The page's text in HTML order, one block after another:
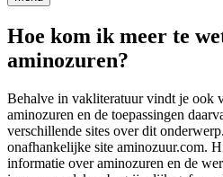
Hoe kom ik meer te
aminozuren?
Behalve in vakliteratuur vindt je ook
aminozuren en de toepassingen
verschillende sites over dit
onafhankelijke site aminozuur.com.
informatie over aminozuren en de